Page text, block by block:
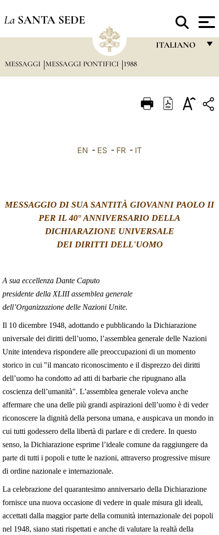
La SANTA SEDE
ITALIANO
ITALIANO
中文
LATINE
MESSAGGI MESSAGGI PONTIFICI 1988
EN - ES - FR - IT
MESSAGGIO DI SUA SANTITÀ GIOVANNI PAOLO II
PER IL 40° ANNIVERSARIO DELLA
DICHIARAZIONE UNIVERSALE
DEI DIRITTI DELL'UOMO
A sua eccellenza Dante Caputo
presidente della XLIII assemblea generale
dell’Organizzazione delle Nazioni Unite.
Il 10 dicembre 1948, adottando e pubblicando la Dichiarazione
universale dei diritti dell’uomo, l’assemblea generale delle Nazioni
Unite intendeva rispondere alle preoccupazioni di un momento
storico in cui "il mancato riconoscimento e il disprezzo dei diritti
dell’uomo ha condotto ad atti di barbarie che ripugnano alla
coscienza dell’umanità". L’assemblea generale voleva anche
affermare che una delle più grandi aspirazioni dell’uomo è di veder
riconoscere la dignità della persona umana, e auspicava un mondo in
cui tutti godessero della libertà di parlare e di credere. In questo
senso, la Dichiarazione esprime l’ideale comune da raggiungere da
parte di tutti i popoli e tutte le nazioni, attraverso progressive misure
di ordine nazionale e internazionale.
La celebrazione del quarantesimo anniversario della Dichiarazione
fornisce una nuova occasione di vedere in quale misura gli ideali,
accettati dalla maggior parte della comunità internazionale dei popoli
nel 1948, siano stati rispettati e anche di valutare la realtà della